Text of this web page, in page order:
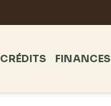
CRÉDITS FINANCES